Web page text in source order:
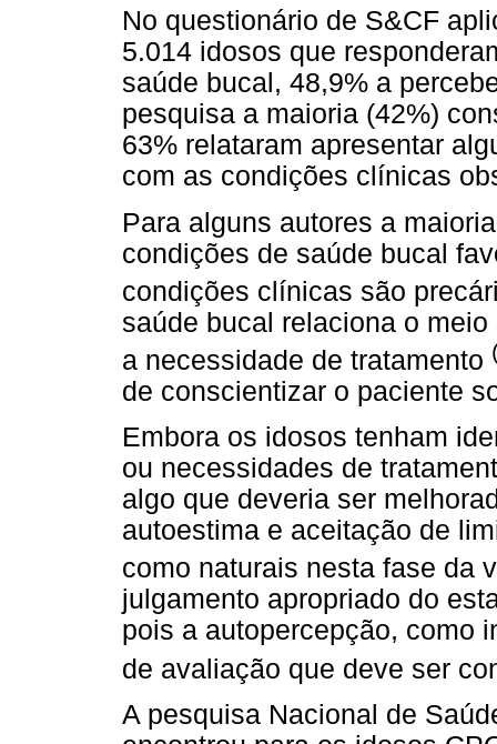
No questionário de S&CF
5.014 idosos que
saúde bucal, 48,9% a
pesquisa a maioria (42%)
63% relataram apresentar
com as condições clínicas
Para alguns autores a
condições de saúde bucal
condições clínicas são
saúde bucal relaciona o
a necessidade de tratamento
de conscientizar o paciente
Embora os idosos tenham
ou necessidades de
algo que deveria ser
autoestima e aceitação de
como naturais nesta fase da
julgamento apropriado do
pois a autopercepção, como
de avaliação que deve ser
A pesquisa Nacional de